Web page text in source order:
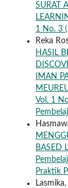
SURAT
1 No. 3
Reka
HASIL
IMAN
Vol. 1
BASED
Praktik